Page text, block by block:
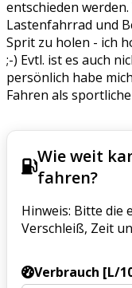
entschieden
Lastenfahrrad und
Sprit zu holen - ich
;-) Evtl. ist es auch
persönlich habe
Fahren als
Wie weit
fahren?
Hinweis: Bitte die
Verschleiß, Zeit
Verbrauch [L/